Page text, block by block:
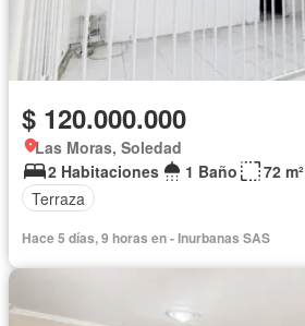
$ 120.000.000
Las Moras, Soledad
2 Habitaciones
1 Baño
72 m²
Terraza
Hace 5 días, 9 horas en - Inurbanas SAS